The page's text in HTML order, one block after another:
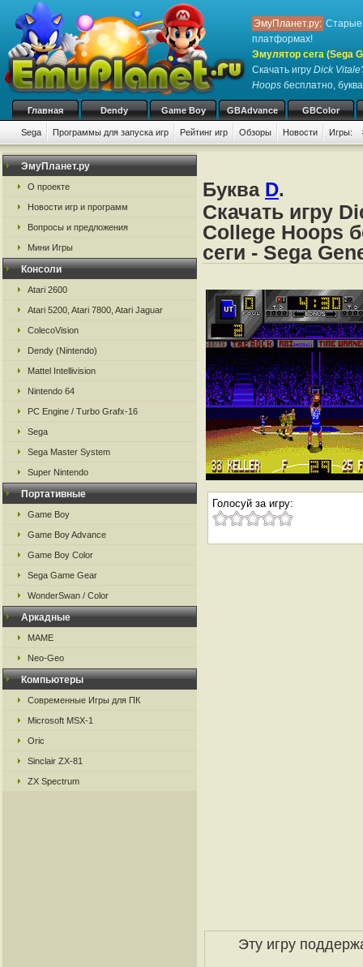
ЭмуПланет.ру: Старые
платформах!
Эмулятор сега (Sega
Скачать игру Dick
Hoops бесплатно,
Главная Dendy Game Boy GBAdvance GBColor
Sega Программы для запуска игр Рейтинг игр Обзоры Новости Игры:
ЭмуПланет.ру
О проекте
Новости игр и программ
Вопросы и предложения
Мини Игры
Консоли
Atari 2600
Atari 5200, Atari 7800, Atari Jaguar
ColecoVision
Dendy (Nintendo)
Mattel Intellivision
Nintendo 64
PC Engine / Turbo Grafx-16
Sega
Sega Master System
Super Nintendo
Портативные
Game Boy
Game Boy Advance
Game Boy Color
Sega Game Gear
WonderSwan / Color
Аркадные
MAME
Neo-Geo
Компьютеры
Современные Игры для ПК
Microsoft MSX-1
Oric
Sinclair ZX-81
ZX Spectrum
Буква D.
Скачать игру
College Hoops
сеги - Sega
Голосуй за игру:
Эту игру